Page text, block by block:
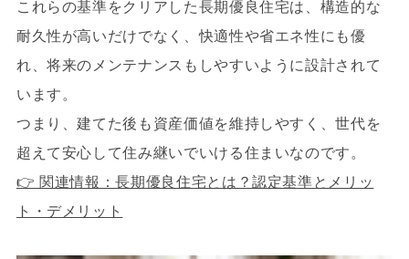
これらの基準をクリアした長期優良住宅は、構造的な
耐久性が高いだけでなく、快適性や省エネ性にも優
れ、将来のメンテナンスもしやすいように設計されて
います。
つまり、建てた後も資産価値を維持しやすく、世代を
超えて安心して住み継いでいける住まいなのです。
👉 関連情報：長期優良住宅とは？認定基準とメリッ
ト・デメリット